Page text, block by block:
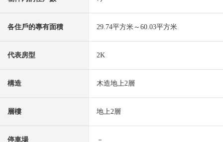
各住戶的專有面積 29.74平方米～60.03平方米
代表房型 2K
構造 木造地上2層
層樓 地上2層
停車場 －